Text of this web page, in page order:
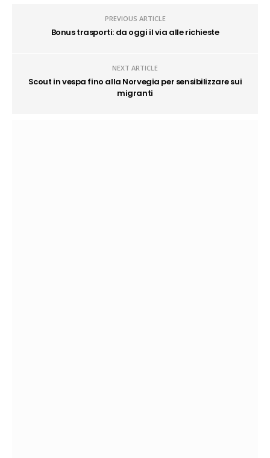
PREVIOUS ARTICLE
Bonus trasporti: da oggi il via alle richieste
NEXT ARTICLE
Scout in vespa fino alla Norvegia per sensibilizzare sui
migranti